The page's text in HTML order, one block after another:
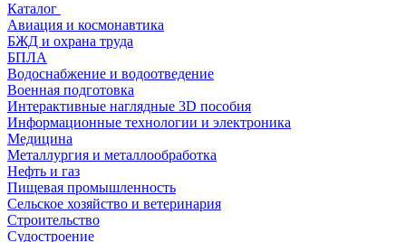
Каталог
Авиация и космонавтика
БЖД и охрана труда
БПЛА
Водоснабжение и водоотведение
Военная подготовка
Интерактивные наглядные 3D пособия
Информационные технологии и электроника
Медицина
Металлургия и металлообработка
Нефть и газ
Пищевая промышленность
Сельское хозяйство и ветеринария
Строительство
Судостроение